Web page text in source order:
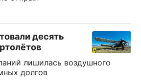
десять
лишилась воздушного
долгов